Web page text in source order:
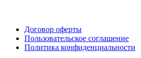
Договор оферты
Пользовательское соглашение
Политика конфиденциальности